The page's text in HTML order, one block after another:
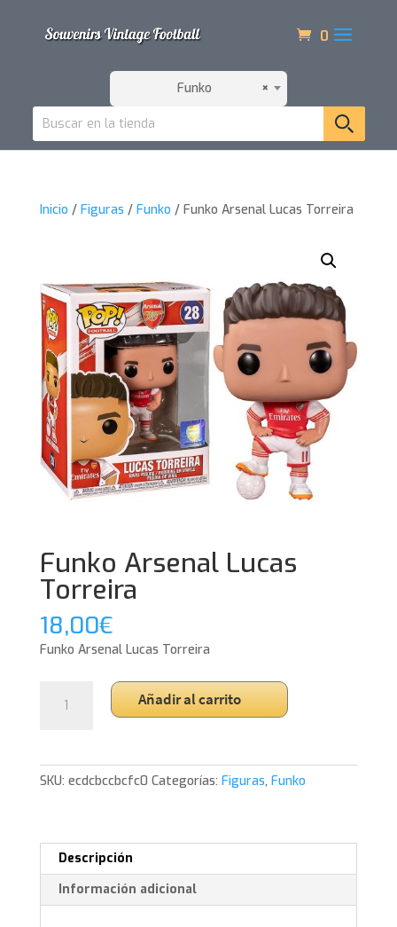
0
×
Funko
Inicio / Figuras / Funko / Funko Arsenal Lucas Torreira
Funko Arsenal Lucas
Torreira
18,00€
Funko Arsenal Lucas Torreira
Arsenal
cantidad
Añadir al carrito
SKU: ecdcbccbcfc0 Categorías: Figuras, Funko
Descripción
Información adicional